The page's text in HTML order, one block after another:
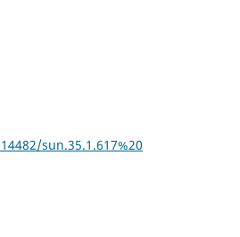
sun.35.1.617%20